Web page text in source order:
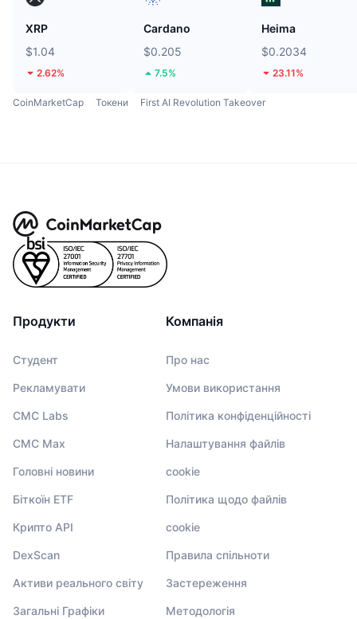
XRP
$1.04
2.62%
Cardano
$0.205
7.5%
Heima
$0.2034
23.11%
CoinMarketCap Токени First AI Revolution Takeover
Продукти
Студент
Рекламувати
CMC Labs
CMC Max
Головні новини
Біткоїн ETF
Крипто API
DexScan
Активи реального світу
Загальні Графіки
Компанія
Про нас
Умови використання
Політика конфіденційності
Налаштування файлів
cookie
Політика щодо файлів
cookie
Правила спільноти
Застереження
Методологія